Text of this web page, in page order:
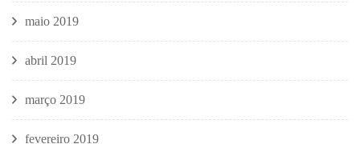
maio 2019
abril 2019
março 2019
fevereiro 2019